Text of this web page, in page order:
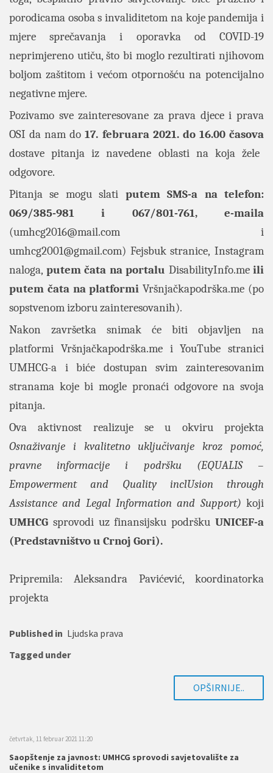
porodicama osoba s invaliditetom na koje pandemija i
mjere sprečavanja i oporavka od COVID-19
neprimjereno utiču, što bi moglo rezultirati njihovom
boljom zaštitom i većom otpornošću na potencijalno
negativne mjere.
Pozivamo sve zainteresovane za prava djece i prava
OSI da nam do17. februara 2021. do 16.00 časova
dostave pitanja iz navedene oblasti na koja žele
odgovore.
Pitanja se mogu slati putem SMS-a na telefon:
069/385-981 i 067/801-761, e-maila
(umhcg2016@mail.com i
umhcg2001@gmail.com) Fejsbuk stranice,Instagram
naloga, putem čata na portalu DisabilityInfo.meili
putem čata na platformiVršnjačkapodrška.me (po
sopstvenom izboru zainteresovanih).
Nakon završetka snimak će biti objavljen na
platformi Vršnjačkapodrška.mei YouTube stranici
UMHCG-a i biće dostupan svim zainteresovanim
stranama koje bi mogle pronaći odgovore na svoja
pitanja.
Ova aktivnost realizuje se u okviru projekta
Osnaživanje i kvalitetno uključivanje kroz pomoć,
pravne informacije i podršku (EQUALIS –
Empowerment and Quality inclUsion through
Assistance and Legal Information and Support) koji
UMHCG sprovodi uz finansijsku podršku UNICEF-a
(Predstavništvo u Crnoj Gori).
Pripremila: Aleksandra Pavićević, koordinatorka
projekta
Published in Ljudska prava
Tagged under
OPŠIRNIJE..
četvrtak, 11 februar 2021 11:20
Saopštenje za javnost: UMHCG sprovodi savjetovalište za
učenike s invaliditetom